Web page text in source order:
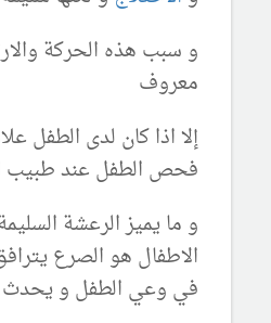
و سبب هذه الحركة
معروف
إلا اذا كان لدى الطفل
فحص الطفل عند طبيب
و ما يميز الرعشة
الاطفال هو الصرع
في وعي الطفل و يحدث